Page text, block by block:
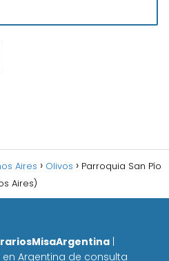
Aires Olivos
Parroquia San Pío
Aires)
Argentina de consulta